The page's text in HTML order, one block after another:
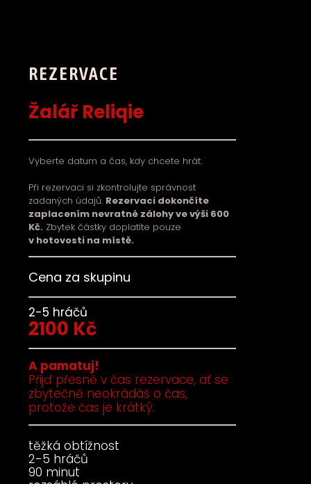
REZERVACE
Žalář Reliqie
Vyberte datum a čas, kdy chcete hrát.
Při rezervaci si zkontrolujte správnost
zadaných údajů. Rezervaci dokončíte
zaplacením nevratné zálohy ve výši 600
Kč. Zbytek částky doplatíte pouze
v hotovosti na místě.
Cena za skupinu
2-5 hráčů
2100 Kč
A pamatuj!
Přijď přesně v čas rezervace, ať se
zbytečně neokrádáš o čas,
protože čas je krátký.
těžká obtížnost
2-5 hráčů
90 minut